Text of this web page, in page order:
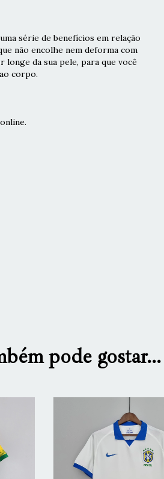
série de benefícios em relação
não encolhe nem deforma com
longe da sua pele, para que você
corpo.
pode gostar...